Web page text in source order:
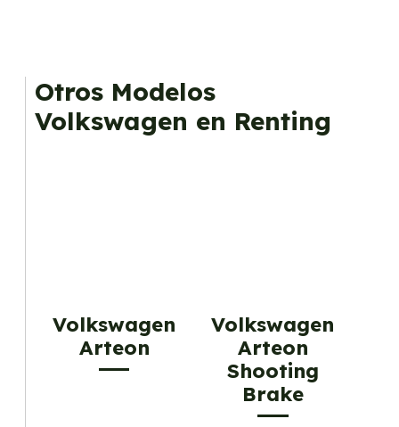
Otros Modelos
Volkswagen en Renting
Volkswagen
Arteon
Volkswagen
Arteon
Shooting
Brake